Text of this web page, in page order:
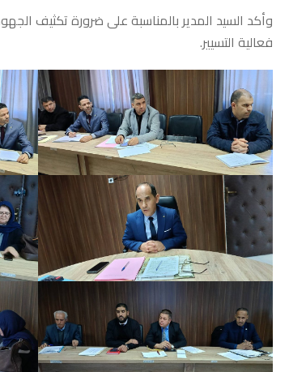
وأكد السيد المدير بالمناسبة على ضرورة تكثيف
فعالية التسيير.